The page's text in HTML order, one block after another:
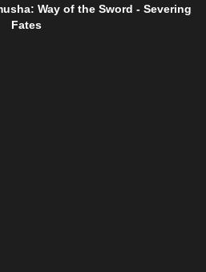
Way of the Sword - Severing
Fates